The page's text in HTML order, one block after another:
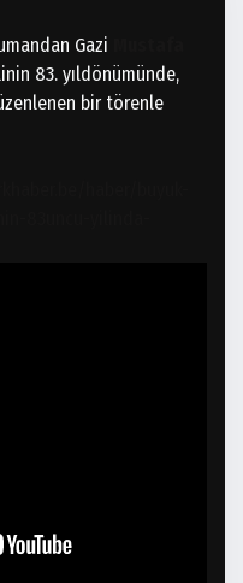
Gazi
83. yıldönümünde,
bir törenle